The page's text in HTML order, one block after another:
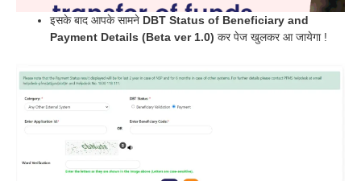
इसके बाद आपके सामने DBT Status of Beneficiary and
Payment Details (Beta ver 1.0) कर पेज खुलकर आ जायेगा !